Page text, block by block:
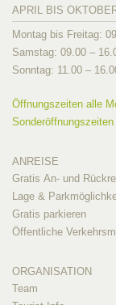
APRIL BIS
Montag bis Freitag:
Samstag: 09.00 –
Sonntag: 11.00 –
Öffnungszeiten alle
ANREISE
Gratis An- und
Lage &
Gratis parkieren
Öffentliche
ORGANISATION
Team